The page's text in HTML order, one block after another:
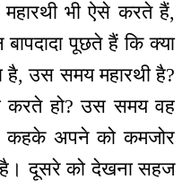
महारथी भी ऐसे करते हैं,
पूछते हैं कि क्या
है, उस समय महारथी है?
करते हो? उस समय वह
कहके अपने को कमजोर
दूसरे को देखना सहज